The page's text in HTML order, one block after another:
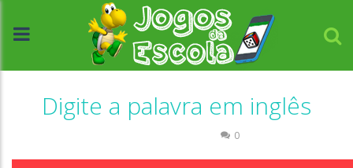
Digite a palavra em inglês
0